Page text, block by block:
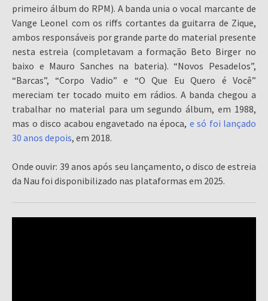
primeiro álbum do RPM). A banda unia o vocal marcante de
Vange Leonel com os riffs cortantes da guitarra de Zique,
ambos responsáveis por grande parte do material presente
nesta estreia (completavam a formação Beto Birger no
baixo e Mauro Sanches na bateria). “Novos Pesadelos”,
“Barcas”, “Corpo Vadio” e “O Que Eu Quero é Você”
mereciam ter tocado muito em rádios. A banda chegou a
trabalhar no material para um segundo álbum, em 1988,
mas o disco acabou engavetado na época, e só foi lançado
30 anos depois, em 2018.
Onde ouvir: 39 anos após seu lançamento, o disco de estreia
da Nau foi disponibilizado nas plataformas em 2025.